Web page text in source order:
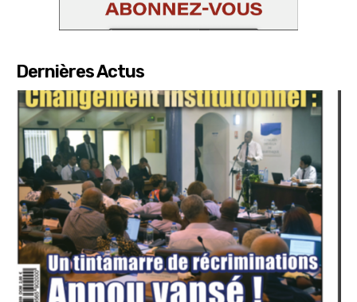
Dernières Actus